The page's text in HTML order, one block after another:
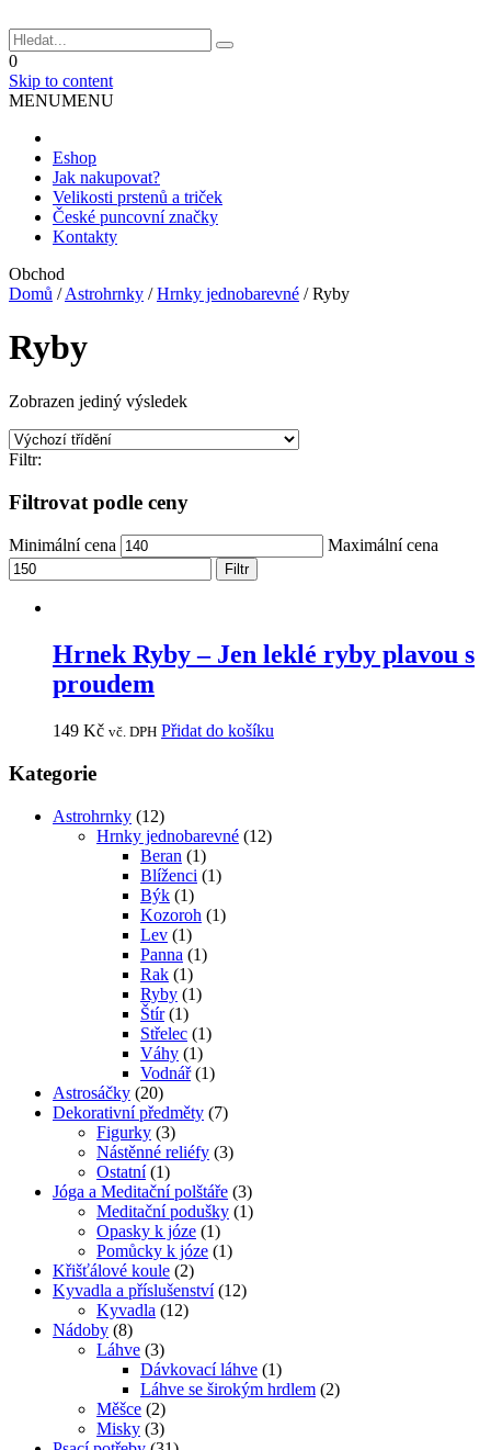
0
Skip to content
MENUMENU
Eshop
Jak nakupovat?
Velikosti prstenů a triček
České puncovní značky
Kontakty
Obchod
Domů /Astrohrnky /Hrnky jednobarevné /Ryby
Ryby
Zobrazen jediný výsledek
Filtr:
Filtrovat podle ceny
Minimální cena Maximální cena
Filtr
Hrnek Ryby – Jen leklé ryby plavou s
proudem
149 Kč vč. DPH Přidat do košíku
Kategorie
Astrohrnky (12)
Hrnky jednobarevné (12)
Beran (1)
Blíženci (1)
Býk (1)
Kozoroh (1)
Lev (1)
Panna (1)
Rak (1)
Ryby (1)
Štír (1)
Střelec (1)
Váhy (1)
Vodnář (1)
Astrosáčky (20)
Dekorativní předměty (7)
Figurky (3)
Nástěnné reliéfy (3)
Ostatní (1)
Jóga a Meditační polštáře (3)
Meditační podušky (1)
Opasky k józe (1)
Pomůcky k józe (1)
Křišťálové koule (2)
Kyvadla a příslušenství (12)
Kyvadla (12)
Nádoby (8)
Láhve (3)
Dávkovací láhve (1)
Láhve se širokým hrdlem (2)
Měšce (2)
Misky (3)